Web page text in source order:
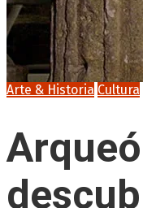
Arte & Historia Cultura